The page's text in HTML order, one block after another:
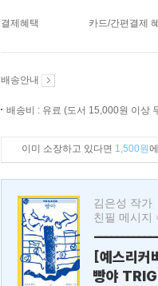
결제혜택 카드/간편결제
배송안내
배송비 : 유료 (도서 15,000원 이상
이미 소장하고 있다면 1,500원
김은성 작가
친필 메시지
[예스리커
빵야